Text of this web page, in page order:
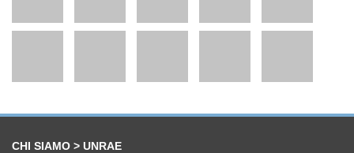
CHI SIAMO > UNRAE